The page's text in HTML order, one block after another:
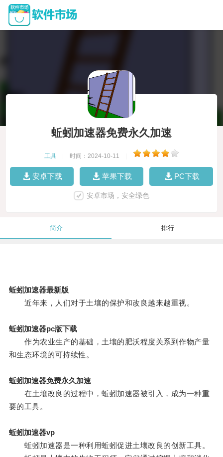
蚯蚓加速器免费永久加速
工具 时间：2024-10-11
安卓下载 苹果下载 PC下载
安卓市场，安全绿色
简介 排行
蚯蚓加速器最新版
近年来，人们对于土壤的保护和改良越来越重视。
蚯蚓加速器pc版下载
作为农业生产的基础，土壤的肥沃程度关系到作物产量
和生态环境的可持续性。
蚯蚓加速器免费永久加速
在土壤改良的过程中，蚯蚓加速器被引入，成为一种重
要的工具。
蚯蚓加速器vp
蚯蚓加速器是一种利用蚯蚓促进土壤改良的创新工具。